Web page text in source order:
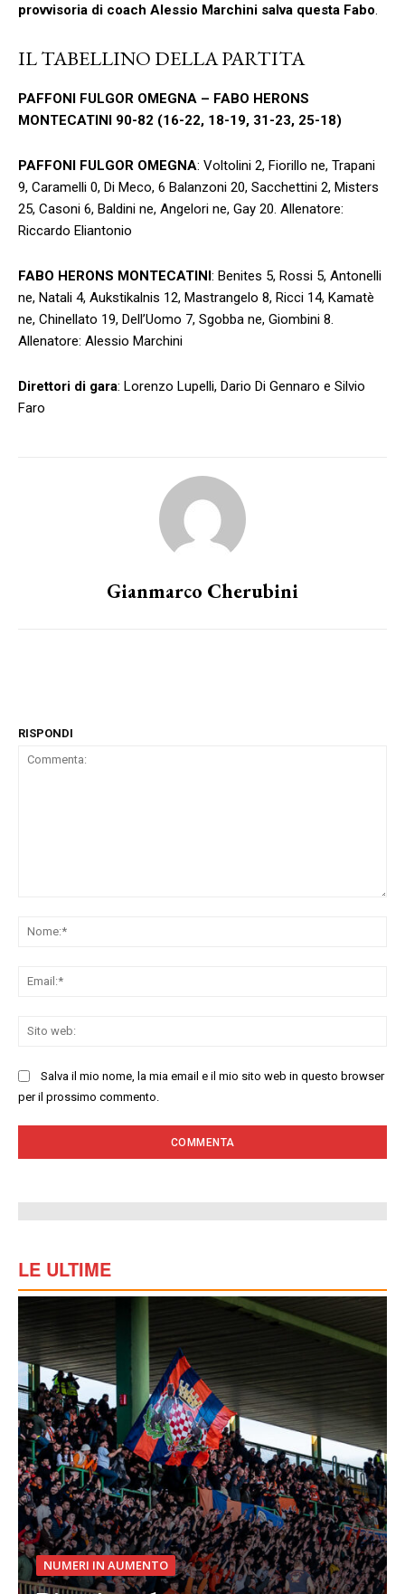
provvisoria di coach Alessio Marchini salva questa Fabo.
IL TABELLINO DELLA PARTITA
PAFFONI FULGOR OMEGNA – FABO HERONS
MONTECATINI 90-82 (16-22, 18-19, 31-23, 25-18)
PAFFONI FULGOR OMEGNA: Voltolini 2, Fiorillo ne, Trapani
9, Caramelli 0, Di Meco, 6 Balanzoni 20, Sacchettini 2, Misters
25, Casoni 6, Baldini ne, Angelori ne, Gay 20. Allenatore:
Riccardo Eliantonio
FABO HERONS MONTECATINI: Benites 5, Rossi 5, Antonelli
ne, Natali 4, Aukstikalnis 12, Mastrangelo 8, Ricci 14, Kamatè
ne, Chinellato 19, Dell’Uomo 7, Sgobba ne, Giombini 8.
Allenatore: Alessio Marchini
Direttori di gara: Lorenzo Lupelli, Dario Di Gennaro e Silvio
Faro
Gianmarco Cherubini
RISPONDI
Salva il mio nome, la mia email e il mio sito web in questo browser
per il prossimo commento.
LE ULTIME
NUMERI IN AUMENTO